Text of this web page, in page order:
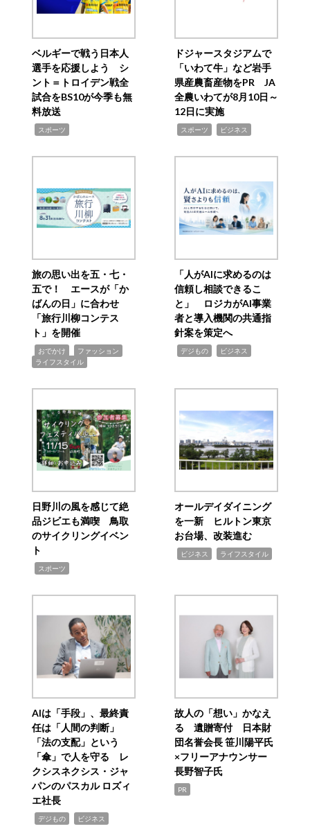
ベルギーで戦う日本人
選手を応援しよう シ
ント＝トロイデン戦全
試合をBS10が今季も無
料放送
スポーツ
ドジャースタジアムで
「いわて牛」など岩手
県産農畜産物をPR JA
全農いわてが8月10日～
12日に実施
スポーツ ビジネス
旅の思い出を五・七・
五で！ エースが「か
ばんの日」に合わせ
「旅行川柳コンテス
ト」を開催
おでかけ ファッション
ライフスタイル
「人がAIに求めるのは
信頼し相談できるこ
と」 ロジカがAI事業
者と導入機関の共通指
針案を策定へ
デジもの ビジネス
日野川の風を感じて絶
品ジビエも満喫 鳥取
のサイクリングイベン
ト
スポーツ
オールデイダイニング
を一新 ヒルトン東京
お台場、改装進む
ビジネス ライフスタイル
AIは「手段」、最終責
任は「人間の判断」
「法の支配」という
「傘」で人を守る レ
クシスネクシス・ジャ
パンのパスカル ロズィ
エ社長
デジもの ビジネス
故人の「想い」かなえ
る 遺贈寄付 日本財
団名誉会長 笹川陽平氏
×フリーアナウンサー
長野智子氏
PR